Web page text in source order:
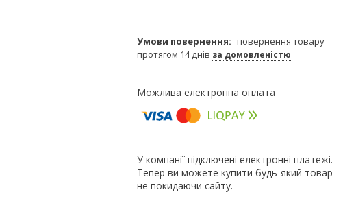
повернення товару
протягом 14 днів за домовленістю
У компанії підключені електронні платежі.
Тепер ви можете купити будь-який товар
не покидаючи сайту.